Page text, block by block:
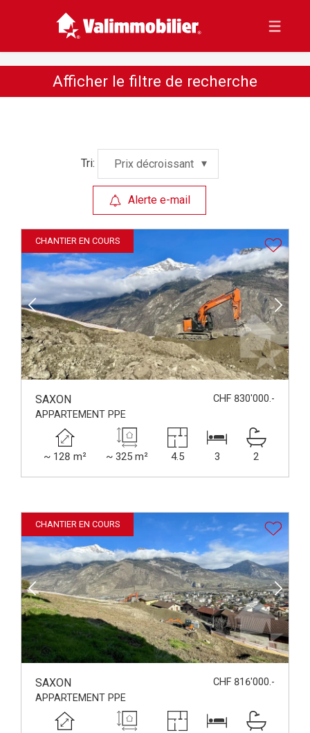
Afficher le filtre de recherche
Tri: Prix décroissant
Alerte e-mail
CHANTIER EN COURS
SAXON
CHF 830'000.-
APPARTEMENT PPE
~ 128 m² ~ 325 m² 4.5 3 2
CHANTIER EN COURS
SAXON
CHF 816'000.-
APPARTEMENT PPE